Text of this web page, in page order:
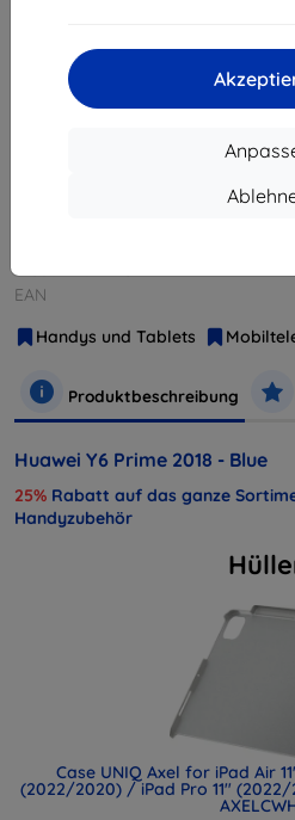
ausverkauft
ausverkauft
Weitere Varianten dieses
Produktnummer
EAN
Handys und Tablets
Produktbeschreibung
Huawei Y6 Prime 2018 - Blue
25% Rabatt auf das ganze
Handyzubehör
Case UNIQ Axel for iPad Air
(2022/2020) / iPad Pro 11" (2022/